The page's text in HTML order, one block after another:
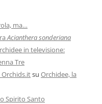
ma…
Acianthera sonderiana
in televisione:
Tre
su Orchidee, la
Spirito Santo